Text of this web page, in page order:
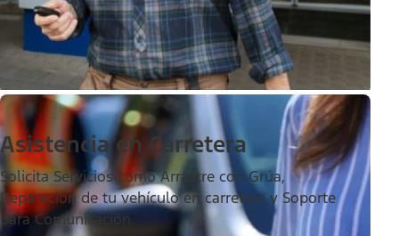
Asistencia en Carretera
Solicita Servicios como Arrastre con Grúa,
Reparación de tu vehículo en carretera y Soporte
para Comunicación.